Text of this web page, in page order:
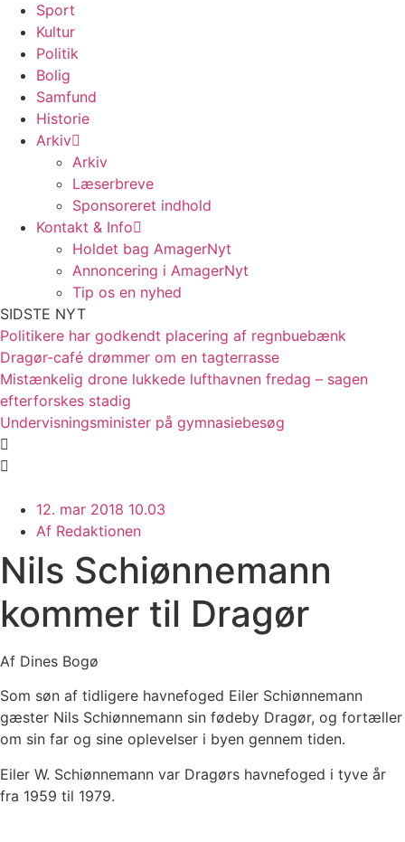
Sport
Kultur
Politik
Bolig
Samfund
Historie
Arkiv
Arkiv
Læserbreve
Sponsoreret indhold
Kontakt & Info
Holdet bag AmagerNyt
Annoncering i AmagerNyt
Tip os en nyhed
SIDSTE NYT
Politikere har godkendt placering af regnbuebænk
Dragør-café drømmer om en tagterrasse
Mistænkelig drone lukkede lufthavnen fredag – sagen
efterforskes stadig
Undervisningsminister på gymnasiebesøg
12. mar 2018 10.03
Af Redaktionen
Nils Schiønnemann
kommer til Dragør
Af Dines Bogø
Som søn af tidligere havnefoged Eiler Schiønnemann
gæster Nils Schiønnemann sin fødeby Dragør, og fortæller
om sin far og sine oplevelser i byen gennem tiden.
Eiler W. Schiønnemann var Dragørs havnefoged i tyve år
fra 1959 til 1979.